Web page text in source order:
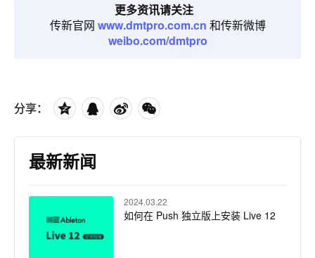
更多资讯请关注
传新官网 www.dmtpro.com.cn 和传新微博
weibo.com/dmtpro
分享：
最新新闻
2024.03.22
如何在 Push 独立版上安装 Live 12